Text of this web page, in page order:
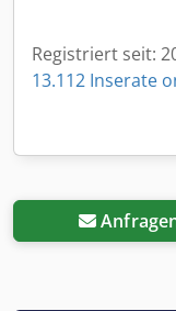
Registriert seit:
13.112 Inserate